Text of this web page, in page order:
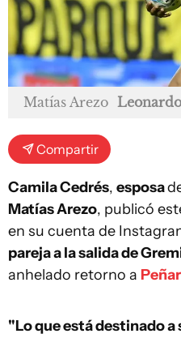
Matías Arezo
Compartir
Camila Cedrés, esposa
Matías Arezo, publicó
en su cuenta de
pareja a la salida de
anhelado retorno a
"Lo que está destinado